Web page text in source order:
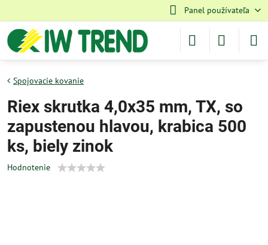
Panel používateľa
Spojovacie kovanie
Riex skrutka 4,0x35 mm, TX, so
zapustenou hlavou, krabica 500
ks, biely zinok
Hodnotenie